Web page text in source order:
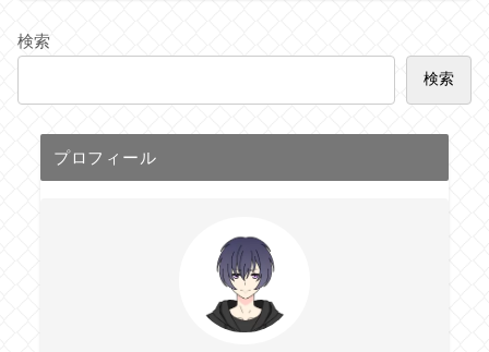
検索
検索
プロフィール